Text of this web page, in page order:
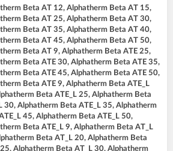
Beta AT 12, Alphatherm Beta AT 15,
Beta AT 25, Alphatherm Beta AT 30,
Beta AT 35, Alphatherm Beta AT 40,
Beta AT 45, Alphatherm Beta AT 50,
Beta AT 9, Alphatherm Beta ATE 25,
Beta ATE 30, Alphatherm Beta ATE 35,
Beta ATE 45, Alphatherm Beta ATE 50,
Beta ATE 9, Alphatherm Beta ATE_L
Beta ATE_L 25, Alphatherm Beta
30, Alphatherm Beta ATE_L 35, Alphatherm
45, Alphatherm Beta ATE_L 50,
Beta ATE_L 9, Alphatherm Beta AT_L
Beta AT_L 20, Alphatherm Beta
Alphatherm Beta AT_L 30, Alphatherm